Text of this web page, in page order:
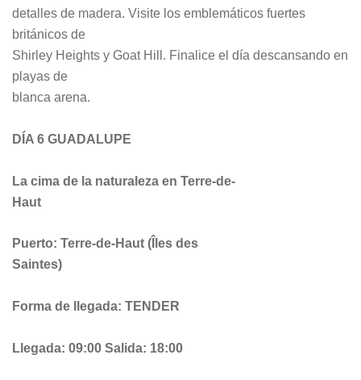
detalles de madera. Visite los emblemáticos fuertes
británicos de
Shirley Heights y Goat Hill. Finalice el día descansando en
playas de
blanca arena.
DÍA 6 GUADALUPE
La cima de la naturaleza en Terre-de-
Haut
Puerto: Terre-de-Haut (Îles des
Saintes)
Forma de llegada: TENDER
Llegada: 09:00 Salida: 18:00